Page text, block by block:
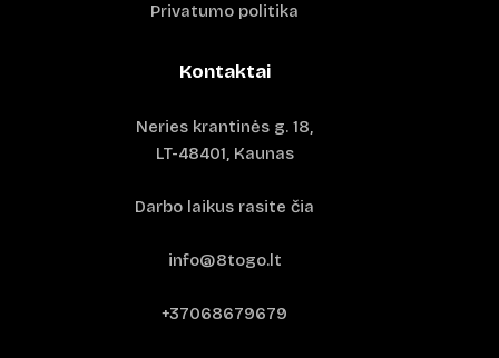
Privatumo politika
Kontaktai
Neries krantinės g. 18,
LT-48401, Kaunas
Darbo laikus rasite čia
info@8togo.lt
+37068679679